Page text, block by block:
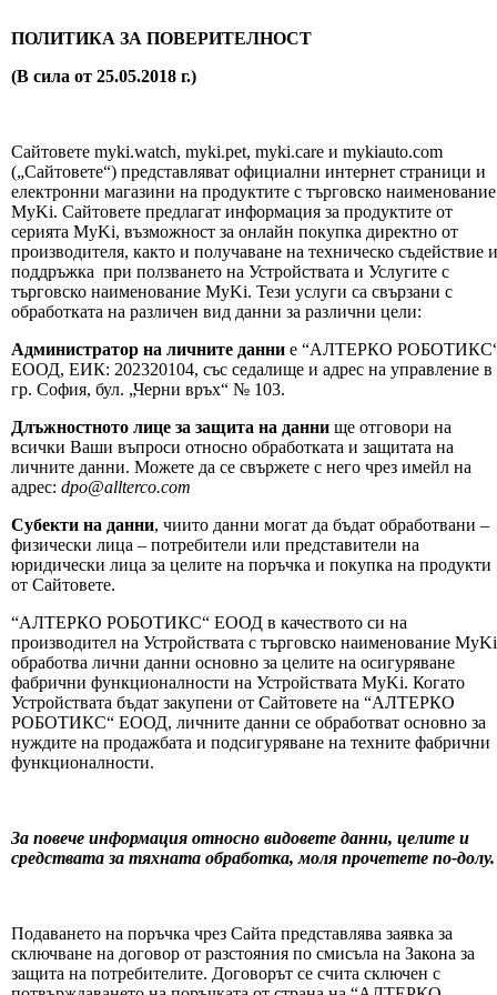
ПОЛИТИКА ЗА ПОВЕРИТЕЛНОСТ
(В сила от 25.05.2018 г.)
Сайтовете myki.watch, myki.pet, myki.care и mykiauto.com
(„Сайтовете“) представляват официални интернет страници и
електронни магазини на продуктите с търговско наименование
MyKi. Сайтовете предлагат информация за продуктите от
серията MyKi, възможност за онлайн покупка директно от
производителя, както и получаване на техническо съдействие и
поддръжка при ползването на Устройствата и Услугите с
търговско наименование MyKi. Тези услуги са свързани с
обработката на различен вид данни за различни цели:
Администратор на личните данни e “АЛТЕРКО
ЕООД, ЕИК: 202320104, със седалище и адрес на управление в
гр. София, бул. „Черни връх“ № 103.
Длъжностното лице за защита на данни ще отговори на
всички Ваши въпроси относно обработката и защитата на
личните данни. Можете да се свържете с него чрез имейл на
адрес: dpo@allterco.com
Субекти на данни, чиито данни могат да бъдат обработвани –
физически лица – потребители или представители на
юридически лица за целите на поръчка и покупка на продукти
от Сайтовете.
“АЛТЕРКО РОБОТИКС“ ЕООД в качеството си на
производител на Устройствата с търговско наименование MyKi
обработва лични данни основно за целите на осигуряване
фабрични функционалности на Устройствата MyKi. Когато
Устройствата бъдат закупени от Сайтовете на “АЛТЕРКО
РОБОТИКС“ ЕООД, личните данни се обработват основно за
нуждите на продажбата и подсигуряване на техните фабрични
функционалности.
За повече информация относно видовете данни, целите и
средствата за тяхната обработка, моля прочетете по-
Подаването на поръчка чрез Сайта представлява заявка за
сключване на договор от разстояния по смисъла на Закона за
защита на потребителите. Договорът се счита сключен с